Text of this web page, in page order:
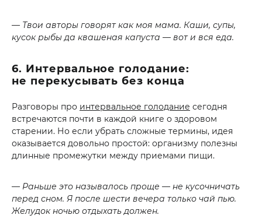
— Твои авторы говорят как моя мама. Каши, супы,
кусок рыбы да квашеная капуста — вот и вся еда.
6. Интервальное голодание:
не перекусывать без конца
Разговоры про интервальное голодание сегодня
встречаются почти в каждой книге о здоровом
старении. Но если убрать сложные термины, идея
оказывается довольно простой: организму полезны
длинные промежутки между приемами пищи.
— Раньше это называлось проще — не кусочничать
перед сном. Я после шести вечера только чай пью.
Желудок ночью отдыхать должен.